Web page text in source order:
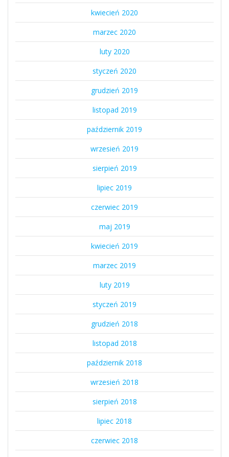
kwiecień 2020
marzec 2020
luty 2020
styczeń 2020
grudzień 2019
listopad 2019
październik 2019
wrzesień 2019
sierpień 2019
lipiec 2019
czerwiec 2019
maj 2019
kwiecień 2019
marzec 2019
luty 2019
styczeń 2019
grudzień 2018
listopad 2018
październik 2018
wrzesień 2018
sierpień 2018
lipiec 2018
czerwiec 2018